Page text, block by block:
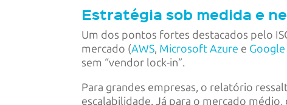
Estratégia sob medida e
Um dos pontos fortes destacados pelo
mercado (AWS, Microsoft Azure e
sem “vendor lock-in”.
Para grandes empresas, o relatório
escalabilidade. Já para o mercado